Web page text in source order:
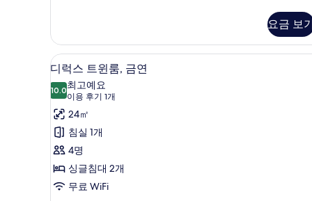
세
히
보
기
요금 보
디
럭
스
트
윈
룸,
금
연
디럭스 트윈룸, 금연 | 책상, 암
5
디럭스 트윈룸, 금연
10.010.0점 만점 중 10점
최고예요
이용 후기 1개
(이
용
후
기
개)
24㎡
침실 1개
4명
싱글침대 2개
무료 WiFi